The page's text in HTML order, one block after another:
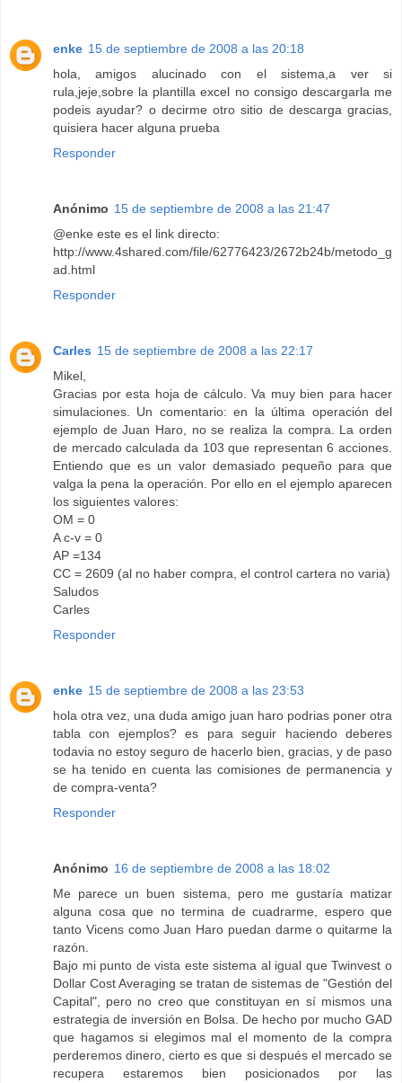
enke 15 de septiembre de 2008 a las 20:18
hola, amigos alucinado con el sistema,a ver si
rula,jeje,sobre la plantilla excel no consigo descargarla me
podeis ayudar? o decirme otro sitio de descarga gracias,
quisiera hacer alguna prueba
Responder
Anónimo 15 de septiembre de 2008 a las 21:47
@enke este es el link directo:
http://www.4shared.com/file/62776423/2672b24b/metodo_g
ad.html
Responder
Carles 15 de septiembre de 2008 a las 22:17
Mikel,
Gracias por esta hoja de cálculo. Va muy bien para hacer
simulaciones. Un comentario: en la última operación del
ejemplo de Juan Haro, no se realiza la compra. La orden
de mercado calculada da 103 que representan 6 acciones.
Entiendo que es un valor demasiado pequeño para que
valga la pena la operación. Por ello en el ejemplo aparecen
los siguientes valores:
OM = 0
A c-v = 0
AP =134
CC = 2609 (al no haber compra, el control cartera no varia)
Saludos
Carles
Responder
enke 15 de septiembre de 2008 a las 23:53
hola otra vez, una duda amigo juan haro podrias poner otra
tabla con ejemplos? es para seguir haciendo deberes
todavia no estoy seguro de hacerlo bien, gracias, y de paso
se ha tenido en cuenta las comisiones de permanencia y
de compra-venta?
Responder
Anónimo 16 de septiembre de 2008 a las 18:02
Me parece un buen sistema, pero me gustaría matizar
alguna cosa que no termina de cuadrarme, espero que
tanto Vicens como Juan Haro puedan darme o quitarme la
razón.
Bajo mi punto de vista este sistema al igual que Twinvest o
Dollar Cost Averaging se tratan de sistemas de "Gestión del
Capital", pero no creo que constituyan en sí mismos una
estrategia de inversión en Bolsa. De hecho por mucho GAD
que hagamos si elegimos mal el momento de la compra
perderemos dinero, cierto es que si después el mercado se
recupera estaremos bien posicionados por las